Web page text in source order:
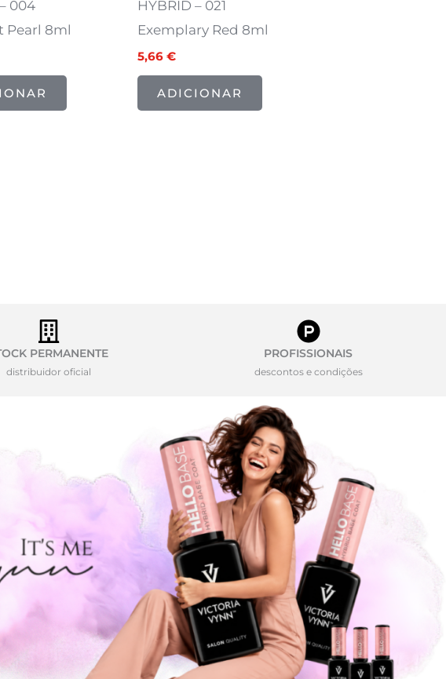
004
Pearl 8ml
HYBRID – 021
Exemplary Red 8ml
5,66 €
ADICIONAR
PERMANENTE
distribuidor oficial
PROFISSIONAIS
descontos e condições